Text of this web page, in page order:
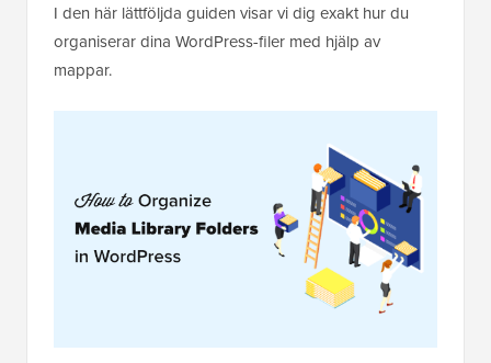
I den här lättföljda guiden visar vi dig exakt hur du
organiserar dina WordPress-filer med hjälp av
mappar.